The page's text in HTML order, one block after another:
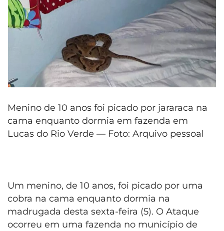
Menino de 10 anos foi picado por jararaca na
cama enquanto dormia em fazenda em
Lucas do Rio Verde — Foto: Arquivo pessoal
Um menino, de 10 anos, foi picado por uma
cobra na cama enquanto dormia na
madrugada desta sexta-feira (5). O Ataque
ocorreu em uma fazenda no município de